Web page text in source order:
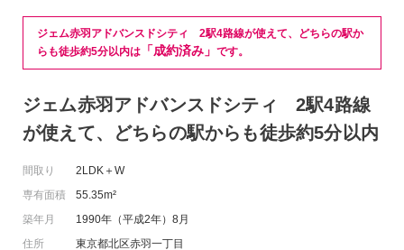
ジェム赤羽アドバンスドシティ 2駅4路線が使えて、どちらの駅か
らも徒歩約5分以内は 「成約済み」 です。
ジェム赤羽アドバンスドシティ 2駅4路線
が使えて、どちらの駅からも徒歩約5分以内
間取り
2LDK＋W
専有面積
55.35m²
築年月
1990年（平成2年）8月
住所
東京都北区赤羽一丁目